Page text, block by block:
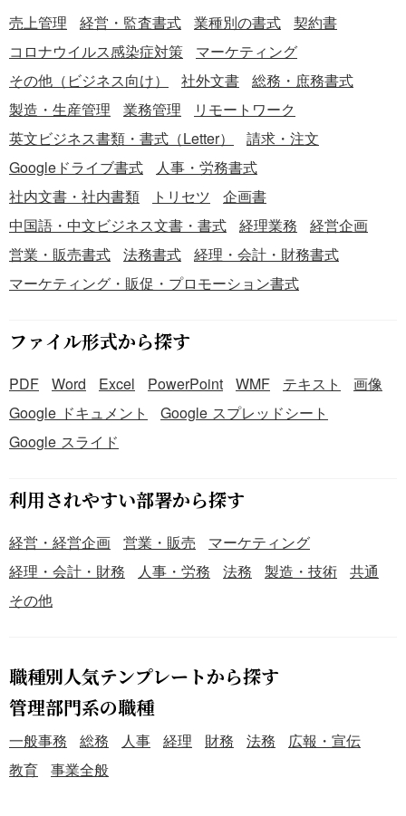
売上管理 経営・監査書式 業種別の書式
契約書
コロナウイルス感染症対策
マーケティング
その他（ビジネス向け）
社外文書
総務・庶務書式
製造・生産管理
業務管理
リモートワーク
英文ビジネス書類・書式（Letter）
請求・注文
Googleドライブ書式
人事・労務書式
社内文書・社内書類
トリセツ
企画書
中国語・中文ビジネス文書・書式
経理業務
経営企画
営業・販売書式
法務書式
経理・会計・財務書式
マーケティング・販促・プロモーション書式
ファイル形式から探す
PDF Word Excel PowerPoint WMF テキスト
画像
Google ドキュメント
Google スプレッドシート
Google スライド
利用されやすい部署から探す
経営・経営企画 営業・販売
マーケティング
経理・会計・財務
人事・労務 法務 製造・技術
共通
その他
職種別人気テンプレートから探す
管理部門系の職種
一般事務 総務 人事 経理 財務 法務
広報・宣伝
教育
事業全般